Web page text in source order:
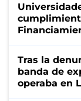
Tras la
banda de
operaba en